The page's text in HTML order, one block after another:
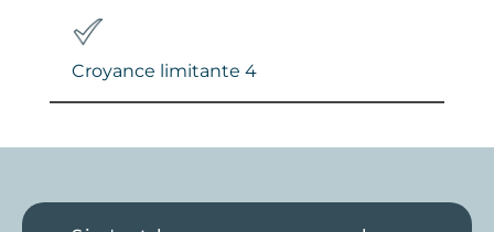
Croyance limitante 4